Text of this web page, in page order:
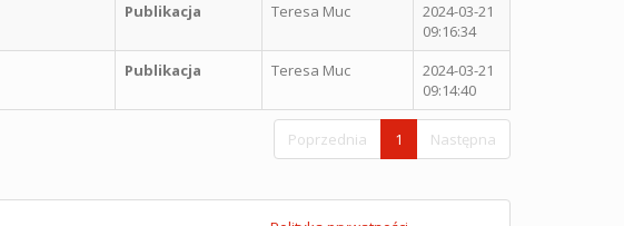
Publikacja Teresa Muc
2024-03-21
09:16:34
Publikacja Teresa Muc
2024-03-21
09:14:40
Poprzednia 1 Następna